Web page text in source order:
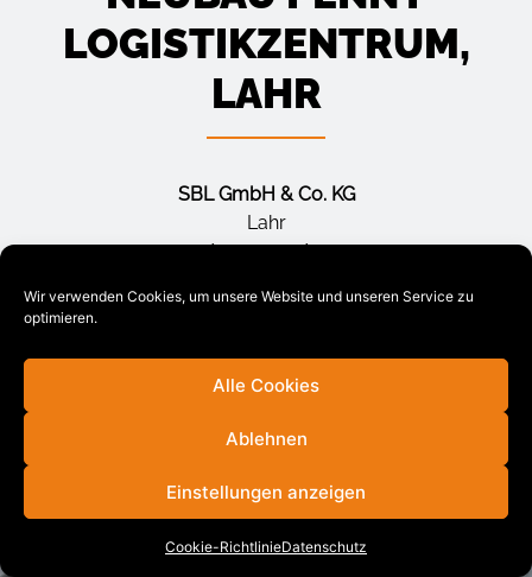
Wir verwenden Cookies, um unsere Website und unseren Service zu
optimieren.
Alle Cookies
Ablehnen
Einstellungen anzeigen
Cookie-RichtlinieDatenschutz
LOGISTIK­ZENTRUM,
LAHR
SBL GmbH & Co. KG
Lahr
08/2009 – 12/2009
MEHR INFORMATIONEN